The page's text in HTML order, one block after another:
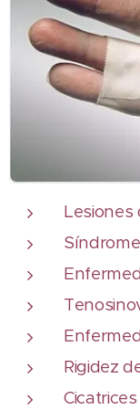
Lesiones
Rigidez